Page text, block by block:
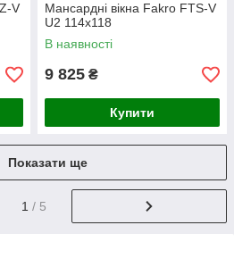
V
Мансардні вікна Fakro FTS-V
U2 114х118
В наявності
9 825 ₴
Купити
Показати ще
1 / 5